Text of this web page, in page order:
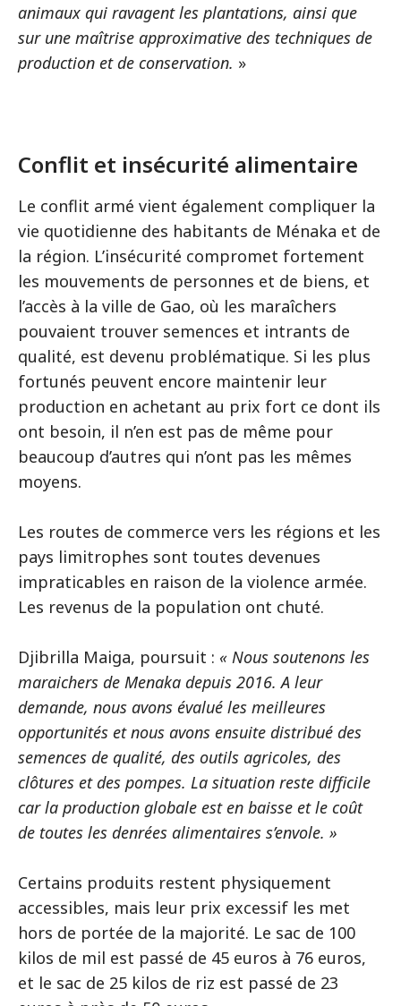
animaux qui ravagent les plantations, ainsi que
sur une maîtrise approximative des techniques de
production et de conservation. »
Conflit et insécurité alimentaire
Le conflit armé vient également compliquer la
vie quotidienne des habitants de Ménaka et de
la région. L’insécurité compromet fortement
les mouvements de personnes et de biens, et
l’accès à la ville de Gao, où les maraîchers
pouvaient trouver semences et intrants de
qualité, est devenu problématique. Si les plus
fortunés peuvent encore maintenir leur
production en achetant au prix fort ce dont ils
ont besoin, il n’en est pas de même pour
beaucoup d’autres qui n’ont pas les mêmes
moyens.
Les routes de commerce vers les régions et les
pays limitrophes sont toutes devenues
impraticables en raison de la violence armée.
Les revenus de la population ont chuté.
Djibrilla Maiga, poursuit : « Nous soutenons les
maraichers de Menaka depuis 2016. A leur
demande, nous avons évalué les meilleures
opportunités et nous avons ensuite distribué des
semences de qualité, des outils agricoles, des
clôtures et des pompes. La situation reste difficile
car la production globale est en baisse et le coût
de toutes les denrées alimentaires s’envole. »
Certains produits restent physiquement
accessibles, mais leur prix excessif les met
hors de portée de la majorité. Le sac de 100
kilos de mil est passé de 45 euros à 76 euros,
et le sac de 25 kilos de riz est passé de 23